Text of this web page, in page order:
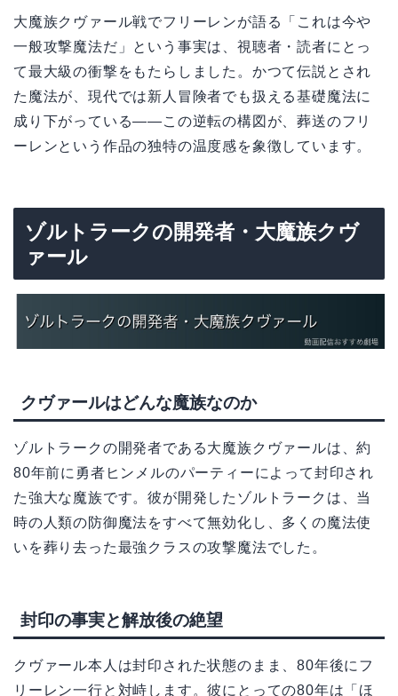
大魔族クヴァール戦でフリーレンが語る「これは今や
一般攻撃魔法だ」という事実は、視聴者・読者にとっ
て最大級の衝撃をもたらしました。かつて伝説とされ
た魔法が、現代では新人冒険者でも扱える基礎魔法に
成り下がっている――この逆転の構図が、葬送のフリ
ーレンという作品の独特の温度感を象徴しています。
ゾルトラークの開発者・大魔族クヴ
ァール
クヴァールはどんな魔族なのか
ゾルトラークの開発者である大魔族クヴァールは、約
80年前に勇者ヒンメルのパーティーによって封印され
た強大な魔族です。彼が開発したゾルトラークは、当
時の人類の防御魔法をすべて無効化し、多くの魔法使
いを葬り去った最強クラスの攻撃魔法でした。
封印の事実と解放後の絶望
クヴァール本人は封印された状態のまま、80年後にフ
リーレン一行と対峙します。彼にとっての80年は「ほ